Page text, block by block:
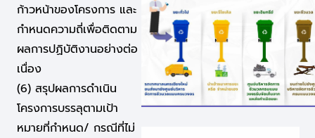
ก้าวหน้าของโครงการ และ
กำหนดความถี่เพื่อติดตาม
ผลการปฏิบัติงานอย่างต่อ
เนื่อง
(6) สรุปผลการดำเนิน
โครงการบรรลุตามเป้า
หมายที่กำหนด/ กรณีที่ไม่